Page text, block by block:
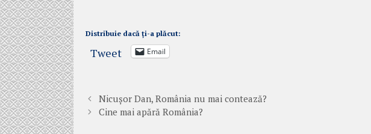
Distribuie dacă ți-a plăcut:
Tweet Email
Nicușor Dan, România nu mai contează?
Cine mai apără România?